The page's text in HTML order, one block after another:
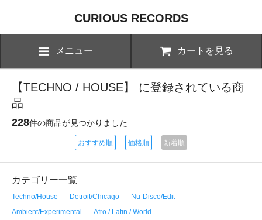
CURIOUS RECORDS
メニュー カートを見る
【TECHNO / HOUSE】 に登録されている商
品
228件の商品が見つかりました
おすすめ順 価格順 新着順
カテゴリー一覧
Techno/House Detroit/Chicago
Nu-Disco/Edit
Ambient/Experimental
Afro / Latin / World